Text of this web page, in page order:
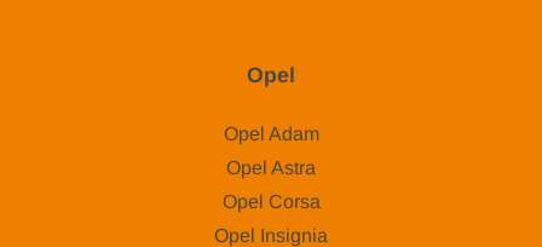
Opel
Opel Adam
Opel Astra
Opel Corsa
Opel Insignia